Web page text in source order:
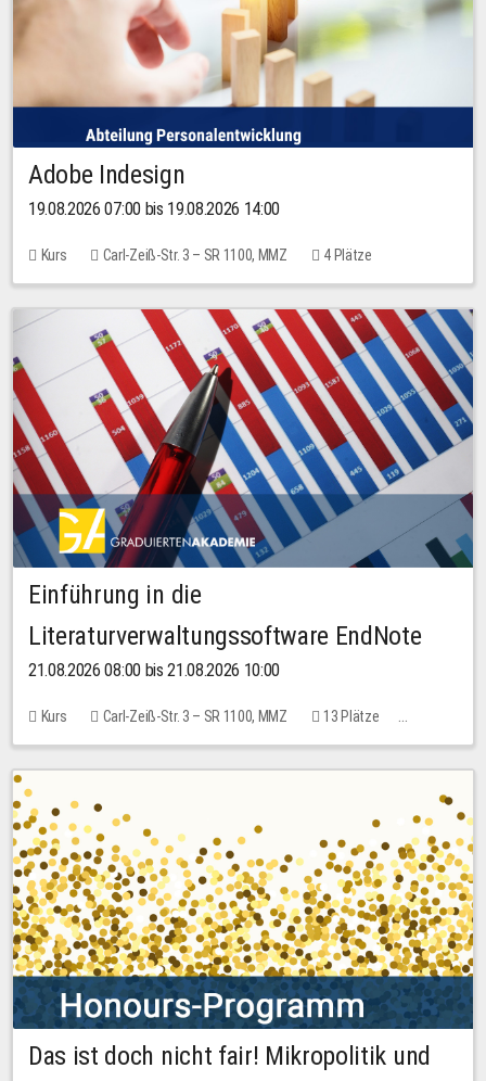
Adobe Indesign
19.08.2026 07:00 bis 19.08.2026 14:00
Kurs Carl-Zeiß-Str. 3 – SR 1100, MMZ 4 Plätze
Einführung in die
Literaturverwaltungssoftware EndNote
21.08.2026 08:00 bis 21.08.2026 10:00
Kurs Carl-Zeiß-Str. 3 – SR 1100, MMZ
13 Plätze
10,00 EUR
Das ist doch nicht fair! Mikropolitik und